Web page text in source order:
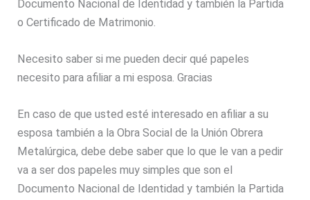
Documento Nacional de Identidad y también la Partida
o Certificado de Matrimonio.
Necesito saber si me pueden decir qué papeles
necesito para afiliar a mi esposa. Gracias
En caso de que usted esté interesado en afiliar a su
esposa también a la Obra Social de la Unión Obrera
Metalúrgica, debe debe saber que lo que le van a pedir
va a ser dos papeles muy simples que son el
Documento Nacional de Identidad y también la Partida